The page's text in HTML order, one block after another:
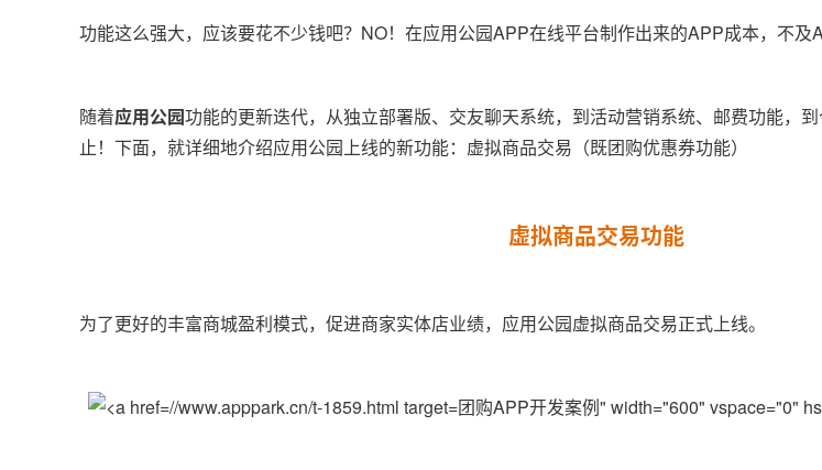
功能这么强大，应该要花不少钱吧？NO！在应用公园APP在线平台制作出来的APP成本，不及
随着应用公园功能的更新迭代，从独立部署版、交友聊天系统，到活动营销系统、邮费功能，
止！下面，就详细地介绍应用公园上线的新功能： 虚拟商品交易（既团购优惠券功能）
虚拟商品交易功能
为了更好的丰富商城盈利模式，促进商家实体店业绩，应用公园虚拟商品交易正式上线。
团购APP开发案例" width="600" vspace="0"